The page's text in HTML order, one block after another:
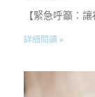
【緊急呼籲：
詳細閱讀 »